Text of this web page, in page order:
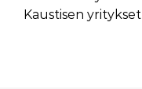
Kaustisen yritykset